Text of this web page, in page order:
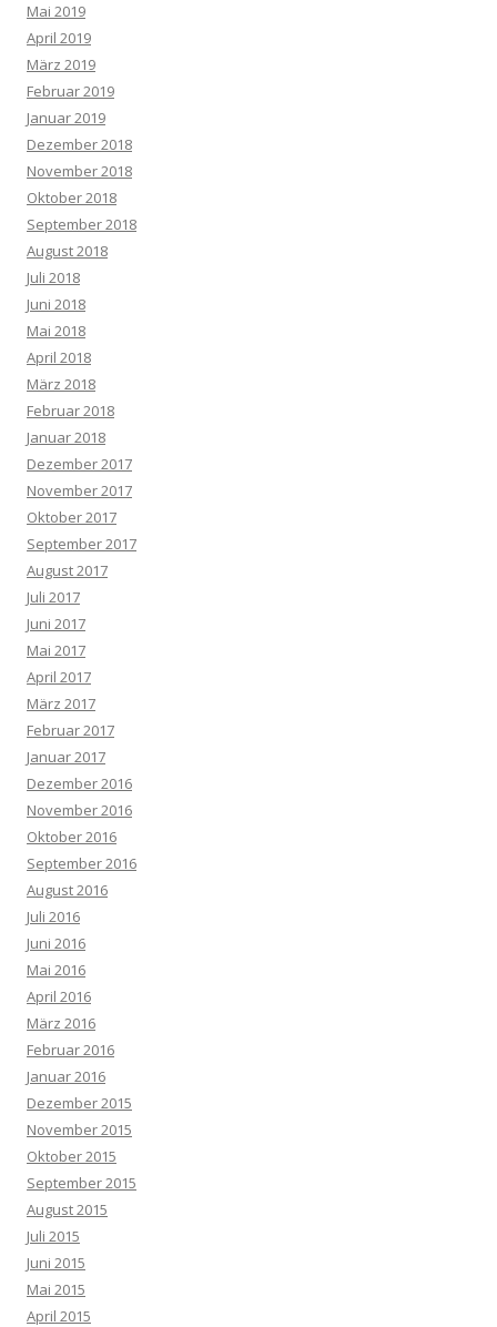
Mai 2019
April 2019
März 2019
Februar 2019
Januar 2019
Dezember 2018
November 2018
Oktober 2018
September 2018
August 2018
Juli 2018
Juni 2018
Mai 2018
April 2018
März 2018
Februar 2018
Januar 2018
Dezember 2017
November 2017
Oktober 2017
September 2017
August 2017
Juli 2017
Juni 2017
Mai 2017
April 2017
März 2017
Februar 2017
Januar 2017
Dezember 2016
November 2016
Oktober 2016
September 2016
August 2016
Juli 2016
Juni 2016
Mai 2016
April 2016
März 2016
Februar 2016
Januar 2016
Dezember 2015
November 2015
Oktober 2015
September 2015
August 2015
Juli 2015
Juni 2015
Mai 2015
April 2015